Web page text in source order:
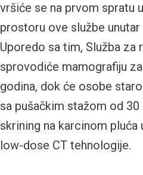
vršiće se na prvom spratu
prostoru ove službe
Uporedo sa tim, Služba za
sprovodiće mamografiju
godina, dok će osobe
sa pušačkim stažom od
skrining na karcinom
low-dose CT tehnologije.